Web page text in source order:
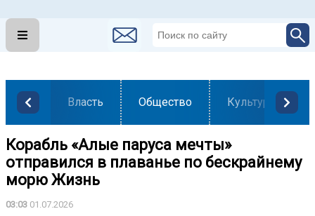
Власть Общество Культура
Корабль «Алые паруса мечты»
отправился в плаванье по бескрайнему
морю Жизнь
03:03 01.07.2026